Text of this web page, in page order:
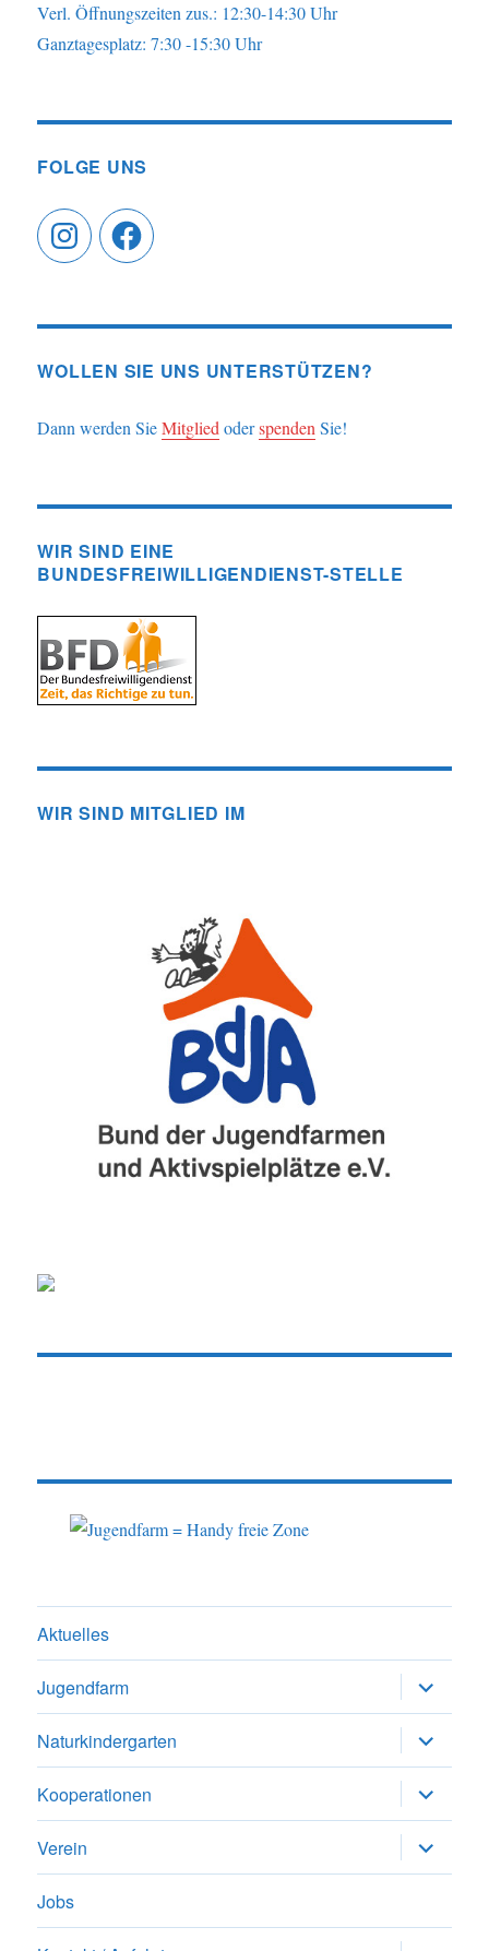
Verl. Öffnungszeiten zus.: 12:30-14:30 Uhr
Ganztagesplatz: 7:30 -15:30 Uhr
FOLGE UNS
InstagramFacebook
WOLLEN SIE UNS UNTERSTÜTZEN?
Dann werden SieMitgliedoderspendenSie!
WIR SIND EINE
BUNDESFREIWILLIGENDIENST-STELLE
WIR SIND MITGLIED IM
Aktuelles
Jugendfarm
anzeigen
Naturkindergarten
anzeigen
Kooperationen
anzeigen
Verein
anzeigen
Jobs